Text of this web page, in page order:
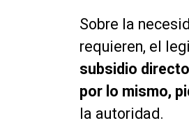
Sobre la
requieren, el
subsidio
por lo mismo,
la autoridad.